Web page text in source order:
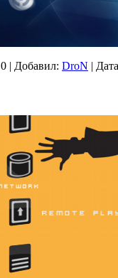
0 | Добавил: DroN |